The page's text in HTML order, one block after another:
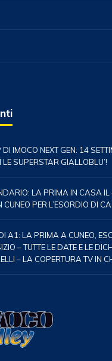
IMOCO NEXT GEN: 14
SUPERSTAR GIALLOBLU’!
LA PRIMA IN CASA IL
PER L’ESORDIO DI
A1: LA PRIMA A CUNEO,
– TUTTE LE DATE E LE
– LA COPERTURA TV IN